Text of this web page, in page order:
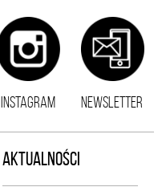
INSTAGRAM NEWSLETTER
AKTUALNOŚCI